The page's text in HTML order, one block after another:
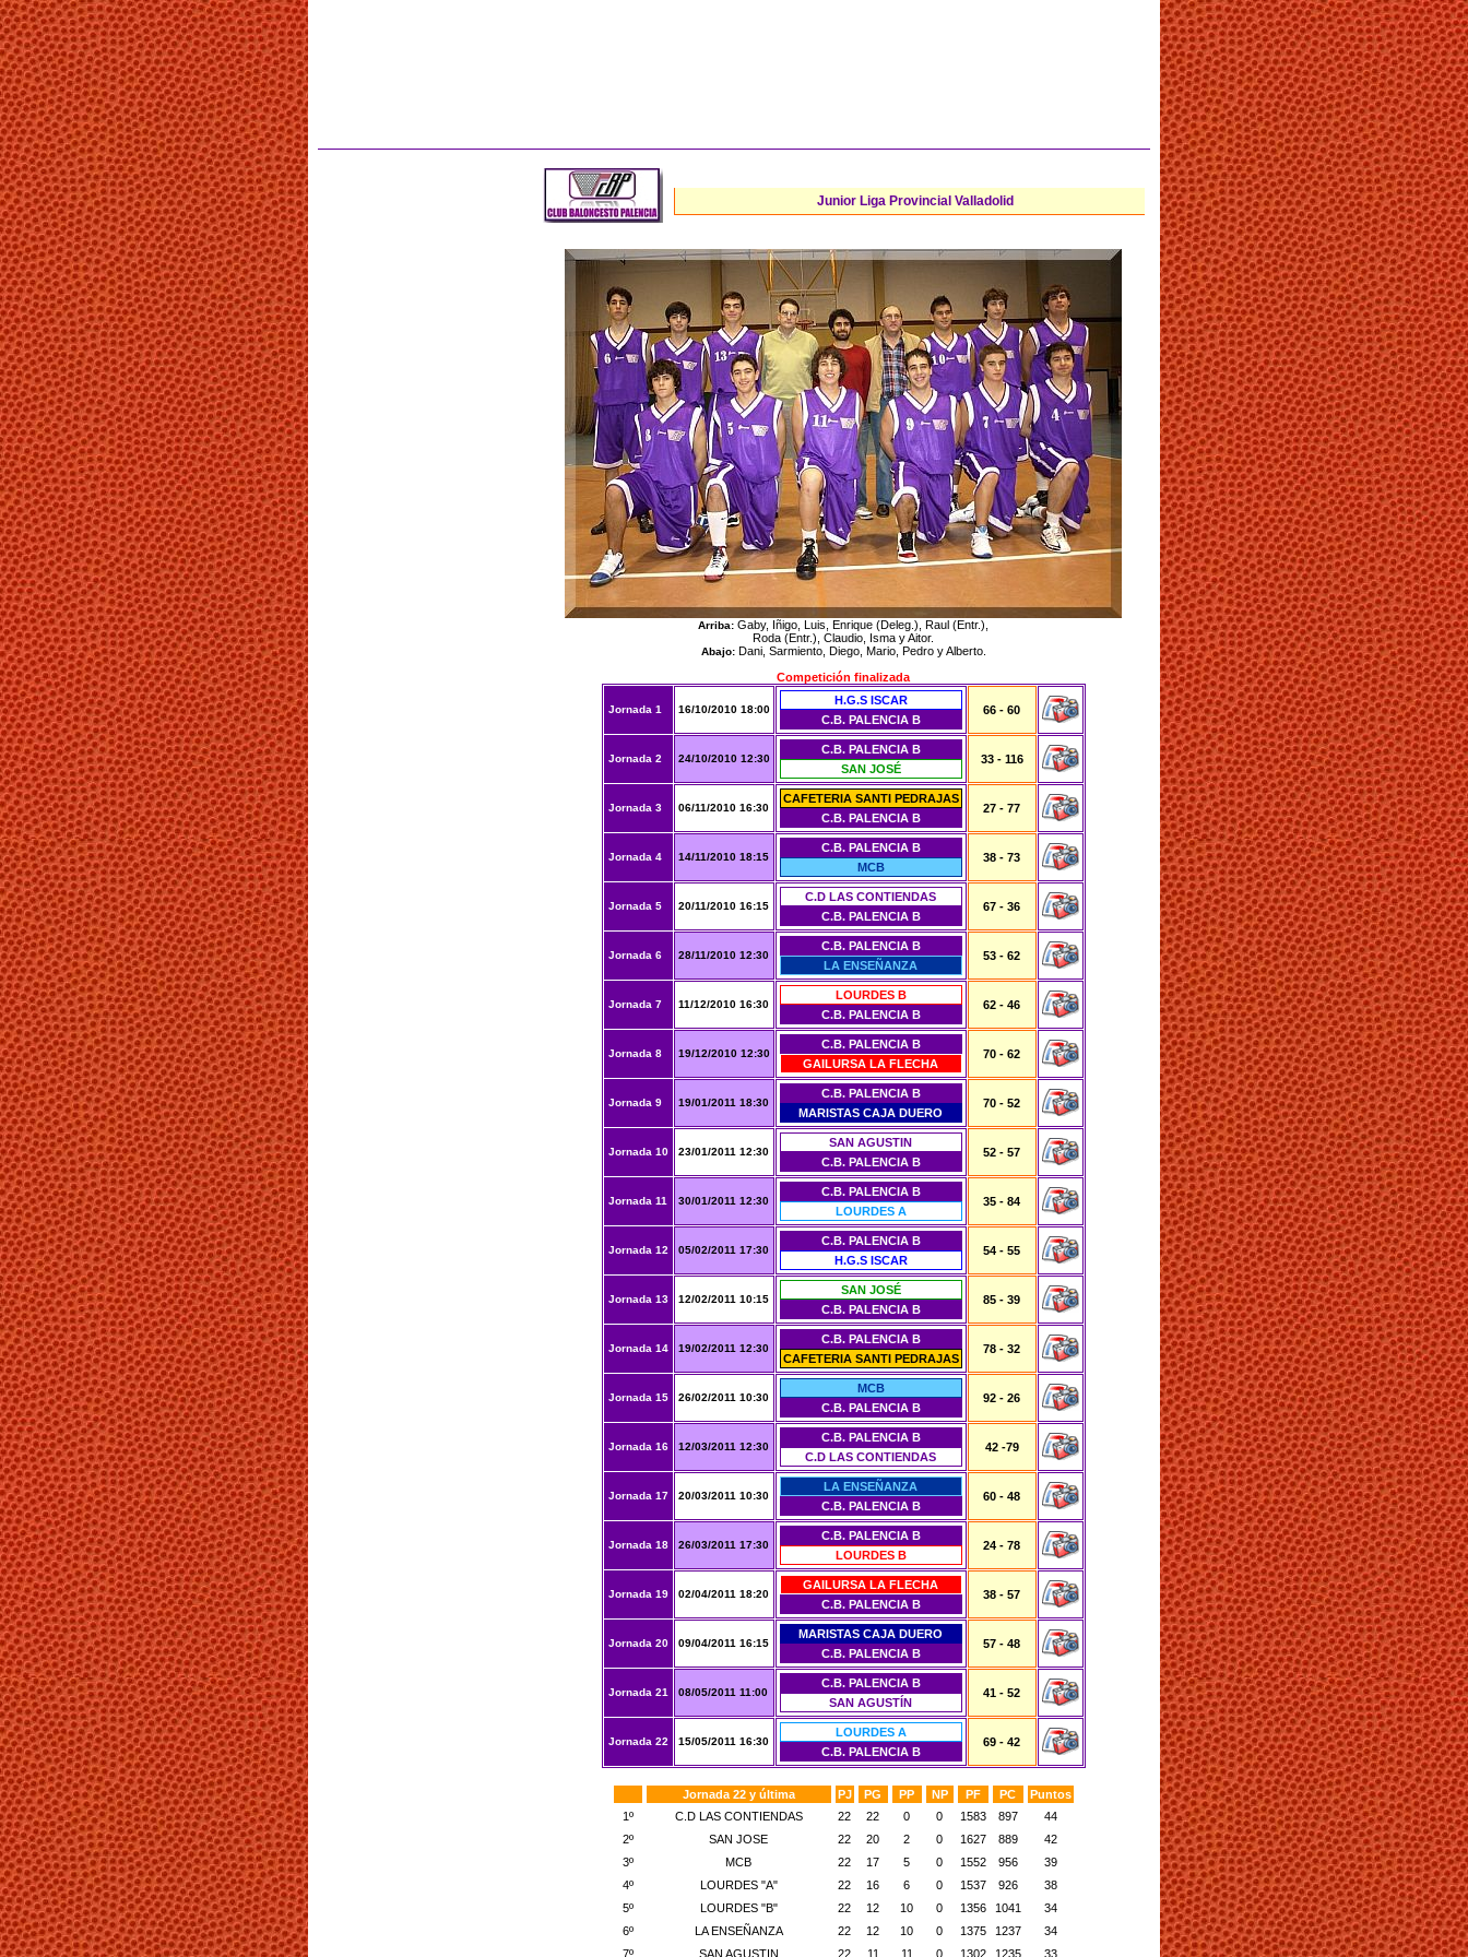
Junior Liga Provincial Valladolid
Arriba: Gaby, Iñigo, Luis, Enrique (Deleg.), Raul (Entr.),
Roda (Entr.), Claudio, Isma y Aitor.
Abajo:Dani, Sarmiento, Diego, Mario, Pedro y Alberto.
Competición finalizada
Jornada 1 16/10/2010 18:00
H.G.S ISCAR
C.B. PALENCIA B
66 - 60
Jornada 2 24/10/2010 12:30
C.B. PALENCIA B
SAN JOSÉ
33 - 116
Jornada 3 06/11/2010 16:30
CAFETERIA SANTI PEDRAJAS
C.B. PALENCIA B
27 - 77
Jornada 4 14/11/2010 18:15
C.B. PALENCIA B
MCB
38 - 73
Jornada 5 20/11/2010 16:15
C.D LAS CONTIENDAS
C.B. PALENCIA B
67 - 36
Jornada 6 28/11/2010 12:30
C.B. PALENCIA B
LA ENSEÑANZA
53 - 62
Jornada 7 11/12/2010 16:30
LOURDES B
C.B. PALENCIA B
62 - 46
Jornada 8 19/12/2010 12:30
C.B. PALENCIA B
GAILURSA LA FLECHA
70 - 62
Jornada 9 19/01/2011 18:30
C.B. PALENCIA B
MARISTAS CAJA DUERO
70 - 52
Jornada 10 23/01/2011 12:30
SAN AGUSTIN
C.B. PALENCIA B
52 - 57
Jornada 11 30/01/2011 12:30
C.B. PALENCIA B
LOURDES A
35 - 84
Jornada 12 05/02/2011 17:30
C.B. PALENCIA B
H.G.S ISCAR
54 - 55
Jornada 13 12/02/2011 10:15
SAN JOSÉ
C.B. PALENCIA B
85 - 39
Jornada 14 19/02/2011 12:30
C.B. PALENCIA B
CAFETERIA SANTI PEDRAJAS
78 - 32
Jornada 15 26/02/2011 10:30
MCB
C.B. PALENCIA B
92 - 26
Jornada 16 12/03/2011 12:30
C.B. PALENCIA B
C.D LAS CONTIENDAS
42 -79
Jornada 17 20/03/2011 10:30
LA ENSEÑANZA
C.B. PALENCIA B
60 - 48
Jornada 18 26/03/2011 17:30
C.B. PALENCIA B
LOURDES B
24 - 78
Jornada 19 02/04/2011 18:20
GAILURSA LA FLECHA
C.B. PALENCIA B
38 - 57
Jornada 20 09/04/2011 16:15
MARISTAS CAJA DUERO
C.B. PALENCIA B
57 - 48
Jornada 21 08/05/2011 11:00
C.B. PALENCIA B
SAN AGUSTÍN
41 - 52
Jornada 22 15/05/2011 16:30
LOURDES A
C.B. PALENCIA B
69 - 42
Jornada 22 y última PJ PG PP NP PF PC
Puntos
1º
C.D LAS CONTIENDAS 22 22 0 0 1583 897
44
2º
SAN JOSE 22 20 2 0 1627 889
42
3º
MCB 22 17 5 0 1552 956
39
4º
LOURDES "A" 22 16 6 0 1537 926
38
5º
LOURDES "B" 22 12 10 0 1356 1041
34
6º
LA ENSEÑANZA 22 12 10 0 1375 1237
34
7º
SAN AGUSTIN 22 11 11 0 1302 1235 33